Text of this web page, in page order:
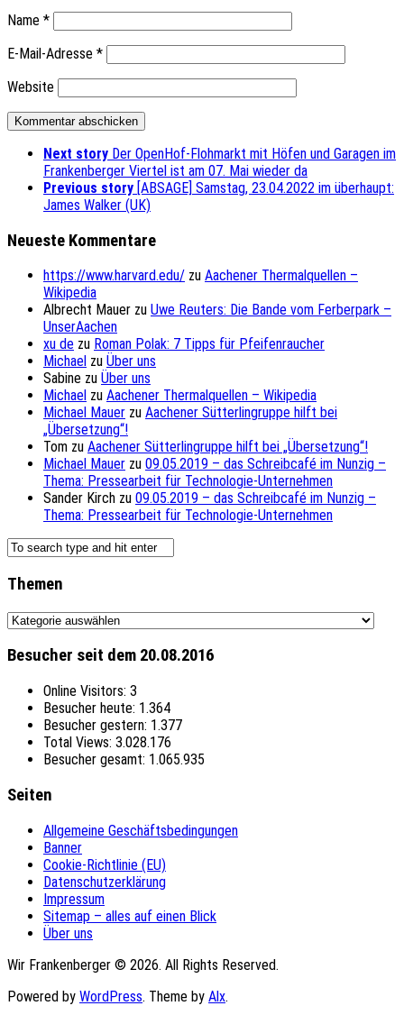
Name *
E-Mail-Adresse *
Website
Next story Der OpenHof-Flohmarkt mit Höfen und Garagen im
Frankenberger Viertel ist am 07. Mai wieder da
Previous story [ABSAGE] Samstag, 23.04.2022 im überhaupt:
James Walker (UK)
Neueste Kommentare
https://www.harvard.edu/ zu Aachener Thermalquellen –
Wikipedia
Albrecht Mauer zu Uwe Reuters: Die Bande vom Ferberpark –
UnserAachen
xu de zu Roman Polak: 7 Tipps für Pfeifenraucher
Michael zu Über uns
Sabine zu Über uns
Michael zu Aachener Thermalquellen – Wikipedia
Michael Mauer zu Aachener Sütterlingruppe hilft bei
„Übersetzung“!
Tom zu Aachener Sütterlingruppe hilft bei „Übersetzung“!
Michael Mauer zu 09.05.2019 – das Schreibcafé im Nunzig –
Thema: Pressearbeit für Technologie-Unternehmen
Sander Kirch zu 09.05.2019 – das Schreibcafé im Nunzig –
Thema: Pressearbeit für Technologie-Unternehmen
Themen
Themen
Besucher seit dem 20.08.2016
Online Visitors: 3
Besucher heute: 1.364
Besucher gestern: 1.377
Total Views: 3.028.176
Besucher gesamt: 1.065.935
Seiten
Allgemeine Geschäftsbedingungen
Banner
Cookie-Richtlinie (EU)
Datenschutzerklärung
Impressum
Sitemap – alles auf einen Blick
Über uns
Wir Frankenberger © 2026. All Rights Reserved.
Powered by WordPress. Theme by Alx.